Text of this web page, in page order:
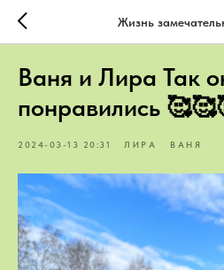
Жизнь
Ваня и Лира Так
понравились
2024-03-13 20:31 ЛИРА ВАНЯ